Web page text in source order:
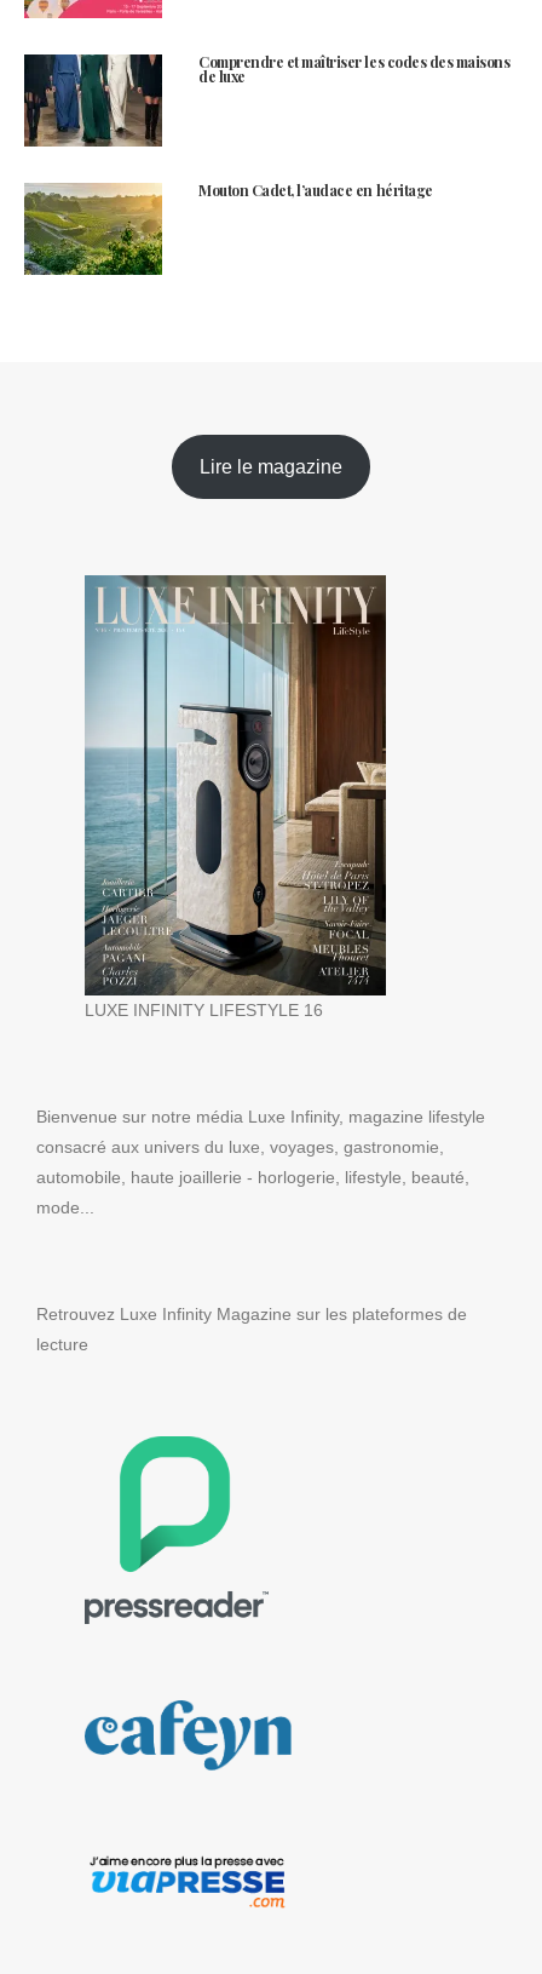
Comprendre et maîtriser les codes des maisons
de luxe
Mouton Cadet, l’audace en héritage
Lire le magazine
LUXE INFINITY LIFESTYLE 16
Bienvenue sur notre média Luxe Infinity, magazine lifestyle
consacré aux univers du luxe, voyages, gastronomie,
automobile, haute joaillerie - horlogerie, lifestyle, beauté,
mode...
Retrouvez Luxe Infinity Magazine sur les plateformes de
lecture